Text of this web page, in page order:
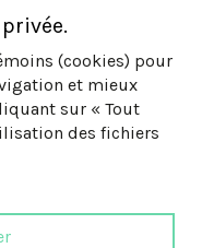
(cookies) pour
et mieux
sur « Tout
des fichiers